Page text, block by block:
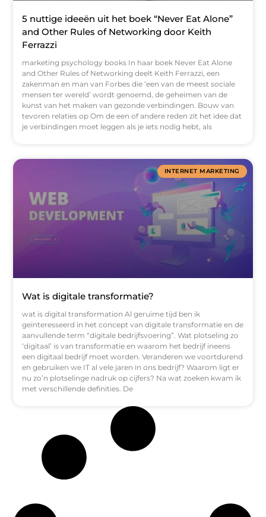
5 nuttige ideeën uit het boek “Never Eat Alone”
and Other Rules of Networking door Keith
Ferrazzi
marketing psychology books In haar boek Never Eat Alone
and Other Rules of Networking deelt Keith Ferrazzi, een
zakenman en man van Forbes die ‘een van de meest sociale
mensen ter wereld’ wordt genoemd, de geheimen van de
kunst van het maken van gezonde verbindingen. Bouw van
tevoren relaties op Om de een of andere reden zit het idee dat
je verbindingen moet leggen als je iets nodig hebt, als
INTERNET MARKETING
Wat is digitale transformatie?
wat is digital transformation Al geruime tijd ben ik
geïnteresseerd in het concept van digitale transformatie en de
aanvullende term “digitale bedrijfsvoering”. Wat plotseling zo
‘digitaal’ is van transformatie en waarom het bedrijf ineens
een digitaal bedrijf moet worden. Veranderen we voortdurend
en gebruiken we IT al vele jaren in ons bedrijf? Waarom ligt er
nu zo’n plotselinge nadruk op cijfers? Na wat zoeken kwam ik
met verschillende definities. De